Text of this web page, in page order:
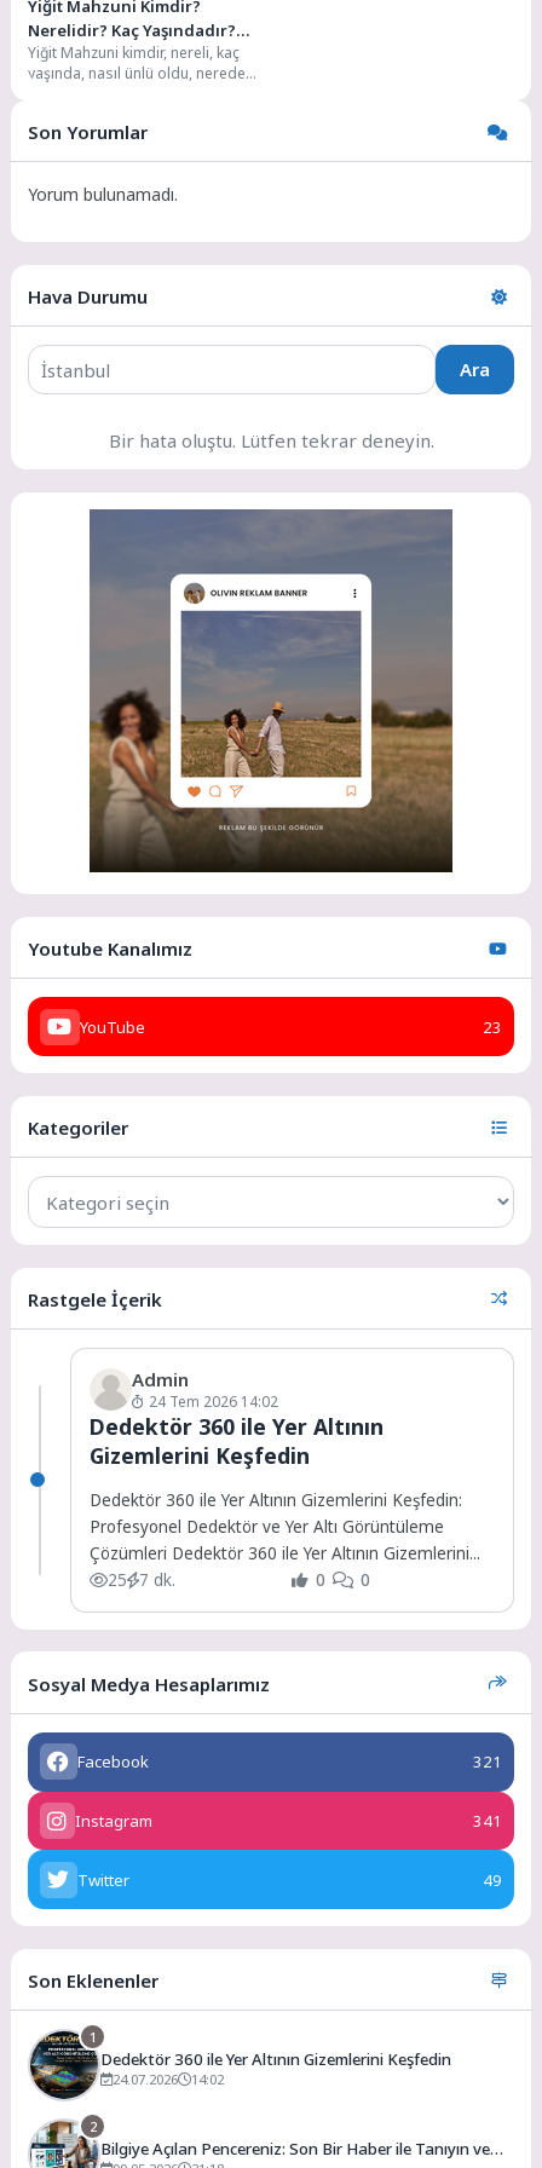
Yiğit Mahzuni Kimdir?
Nerelidir? Kaç Yaşındadır?
Boyu,Kilosu Kaçtır? Hayatı ve
Biyografisi
Yiğit Mahzuni kimdir, nereli, kaç
yaşında, nasıl ünlü oldu, nerede
Son Yorumlar
Yorum bulunamadı.
Hava Durumu
Ara
Bir hata oluştu. Lütfen tekrar deneyin.
Youtube Kanalımız
YouTube 23
Kategoriler
Rastgele İçerik
Admin
24 Tem 2026 14:02
Dedektör 360 ile Yer Altının
Gizemlerini Keşfedin
Dedektör 360 ile Yer Altının Gizemlerini Keşfedin:
Profesyonel Dedektör ve Yer Altı Görüntüleme
Çözümleri Dedektör 360 ile Yer Altının Gizemlerini...
25
7 dk. 0 0
Sosyal Medya Hesaplarımız
Facebook 321
Instagram 341
Twitter 49
Son Eklenenler
1
Dedektör 360 ile Yer Altının Gizemlerini Keşfedin
24.07.2026 14:02
2
Bilgiye Açılan Pencereniz: Son Bir Haber ile Tanıyın ve